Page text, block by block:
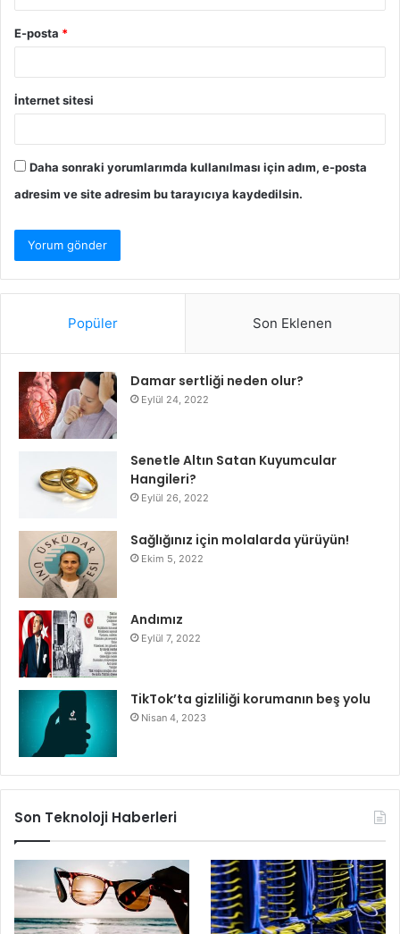
E-posta *
İnternet sitesi
Daha sonraki yorumlarımda kullanılması için adım, e-posta
adresim ve site adresim bu tarayıcıya kaydedilsin.
Popüler Son Eklenen
Damar sertliği neden olur?
Eylül 24, 2022
Senetle Altın Satan Kuyumcular
Hangileri?
Eylül 26, 2022
Sağlığınız için molalarda yürüyün!
Ekim 5, 2022
Andımız
Eylül 7, 2022
TikTok’ta gizliliği korumanın beş yolu
Nisan 4, 2023
Son Teknoloji Haberleri